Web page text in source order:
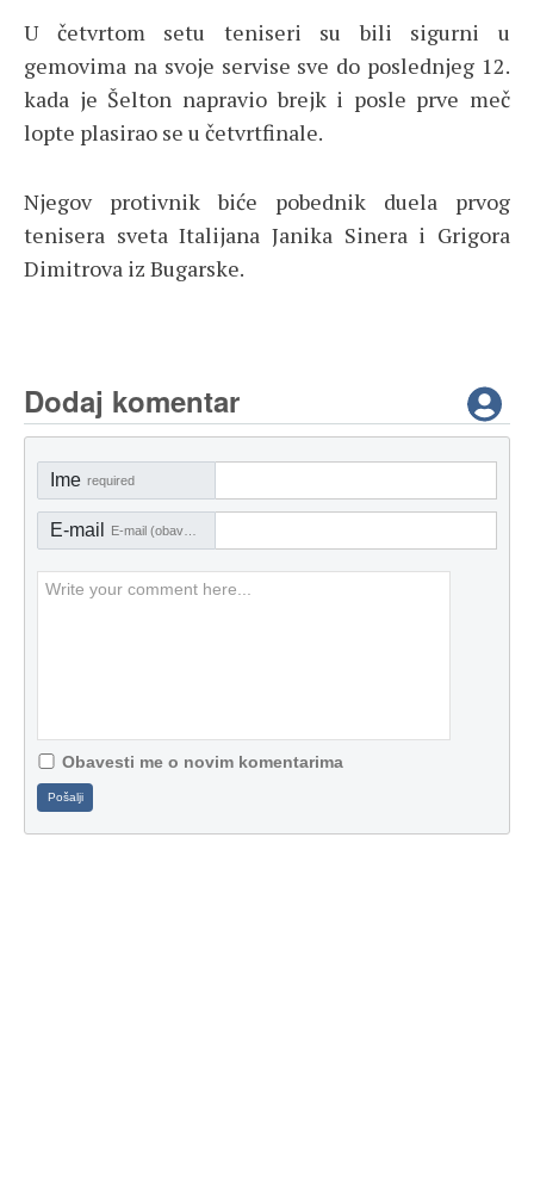
U četvrtom setu teniseri su bili sigurni u
gemovima na svoje servise sve do poslednjeg 12.
kada je Šelton napravio brejk i posle prve meč
lopte plasirao se u četvrtfinale.
Njegov protivnik biće pobednik duela prvog
tenisera sveta Italijana Janika Sinera i Grigora
Dimitrova iz Bugarske.
Dodaj komentar
Ime required
E-mail
Obavesti me o novim komentarima
Pošalji